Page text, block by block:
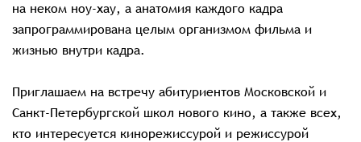
на неком ноу-хау, а анатомия каждого кадра
запрограммирована целым организмом фильма и
жизнью внутри кадра.
Приглашаем на встречу абитуриентов Московской и
Санкт-Петербургской школ нового кино, а также всех,
кто интересуется кинорежиссурой и режиссурой